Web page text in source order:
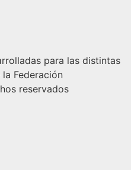
para las distintas
Federación
reservados